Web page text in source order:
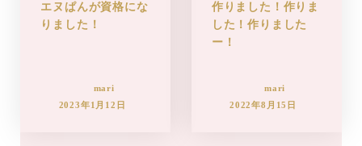
エヌぱんが資格にな
りました！
mari
2023年1月12日
作りました！作りま
した！作りました
ー！
mari
2022年8月15日